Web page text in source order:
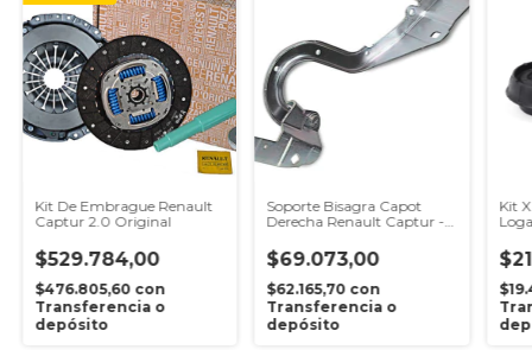
Kit De Embrague Renault
Captur 2.0 Original
$529.784,00
$476.805,60 con
Transferencia o
depósito
Soporte Bisagra Capot
Derecha Renault Captur -
$69.073,00
$62.165,70 con
Transferencia o
depósito
Kit